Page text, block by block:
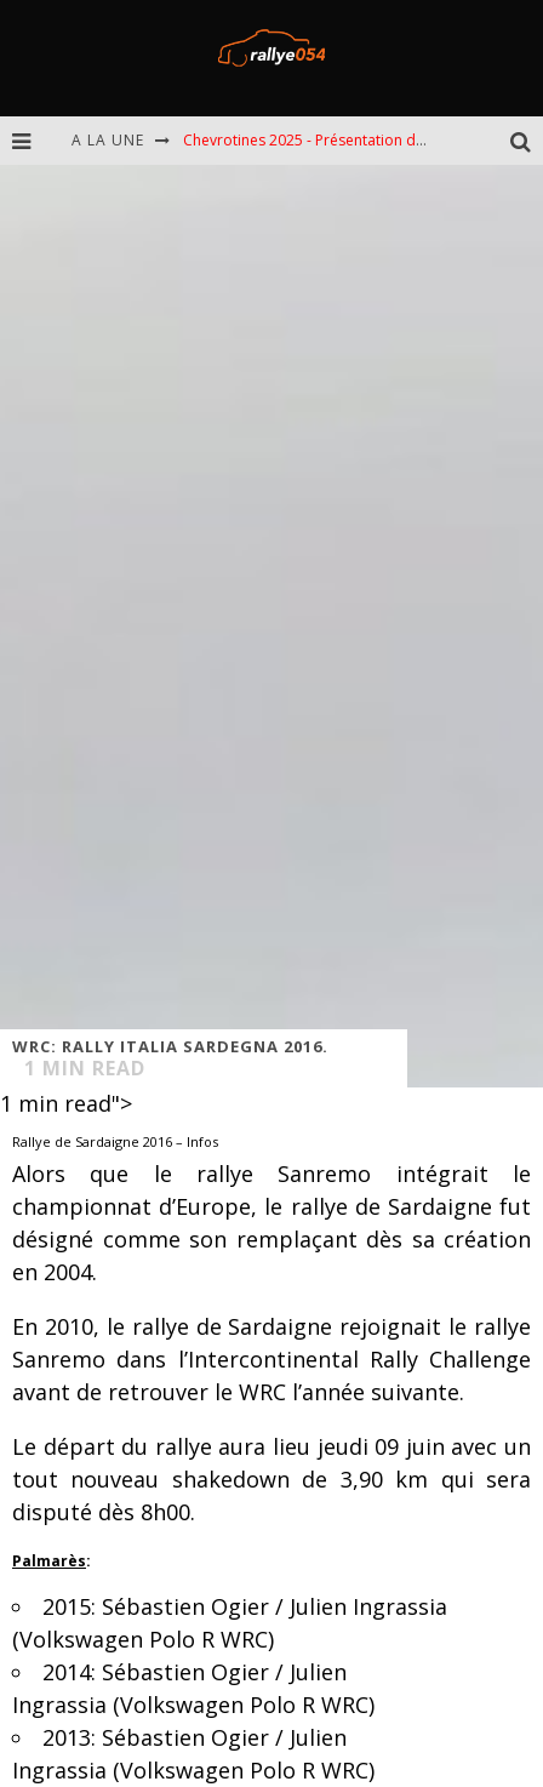
A LA UNE Chevrotines 2025 - Présentation de l'épreuve
WRC: RALLY ITALIA SARDEGNA 2016.
1 MIN READ
1 min read">
Rallye de Sardaigne 2016 – Infos
Alors que le rallye Sanremo intégrait le
championnat d’Europe, le rallye de Sardaigne fut
désigné comme son remplaçant dès sa création
en 2004.
En 2010, le rallye de Sardaigne rejoignait le rallye
Sanremo dans l’Intercontinental Rally Challenge
avant de retrouver le WRC l’année suivante.
Le départ du rallye aura lieu jeudi 09 juin avec un
tout nouveau shakedown de 3,90 km qui sera
disputé dès 8h00.
Palmarès:
2015: Sébastien Ogier / Julien Ingrassia
(Volkswagen Polo R WRC)
2014: Sébastien Ogier / Julien
Ingrassia (Volkswagen Polo R WRC)
2013: Sébastien Ogier / Julien
Ingrassia (Volkswagen Polo R WRC)